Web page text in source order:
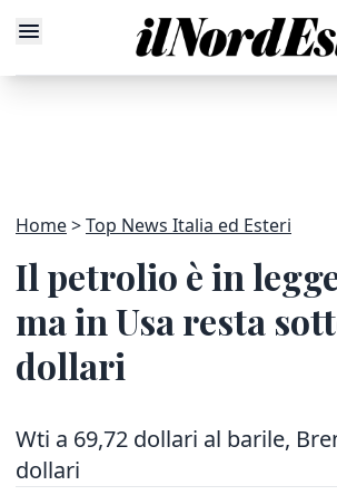
Home Top News Italia ed Esteri
Il petrolio è in
ma in Usa resta
dollari
Wti a 69,72 dollari al barile,
dollari